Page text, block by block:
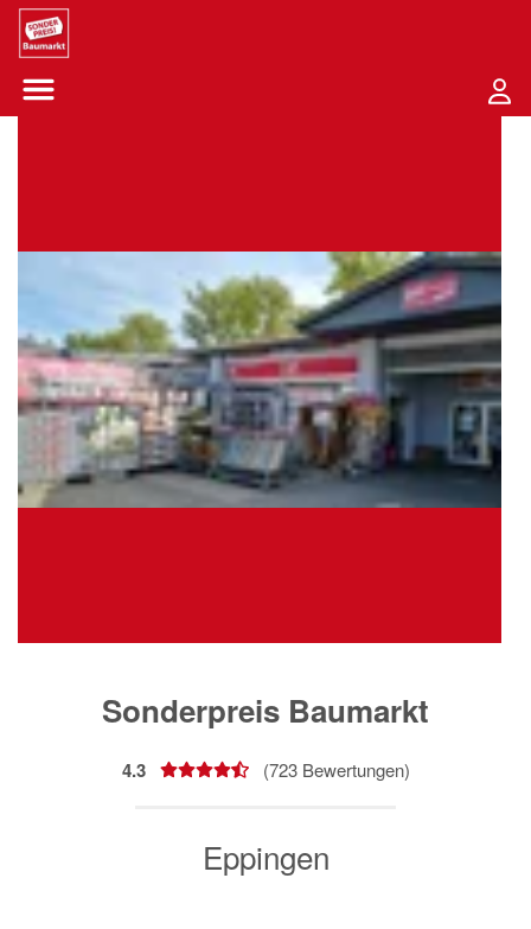
Sounder Preis Logo
Sonderpreis Baumarkt
4.3 (723Bewertungen)
Eppingen